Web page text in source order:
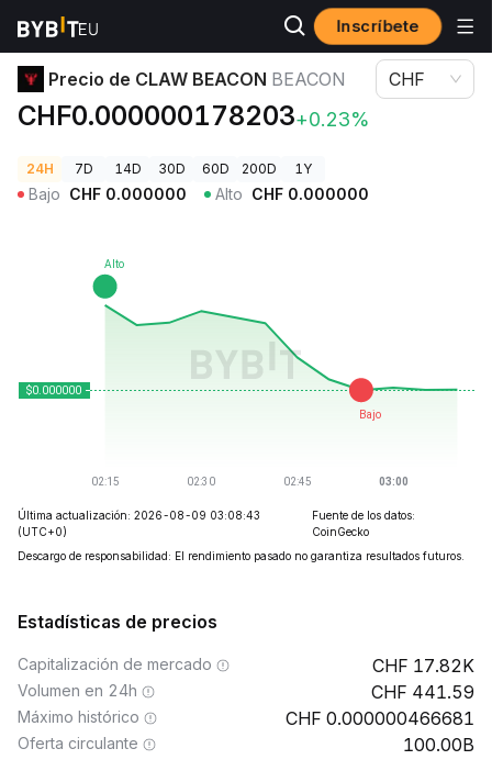
Inscríbete
Precios de Criptomonedas Precio de CLAW BEACON BEACON
Precio de CLAW BEACON BEACON
CHF0.000000178203+0.23%
CHF
24H 7D 14D 30D 60D 200D 1Y
Bajo CHF 0.000000 Alto CHF 0.000000
Última actualización: 2026-08-09 03:08:43
(UTC+0)
Fuente de los datos:
CoinGecko
Descargo de responsabilidad: El rendimiento pasado no garantiza resultados futuros.
Estadísticas de precios
Capitalización de mercado 17.82K
Volumen en 24h 441.59
Máximo histórico 0.000000466681
Oferta circulante 100.00B